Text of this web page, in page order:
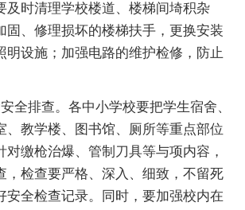
及时清理学校楼道、楼梯间埼积杂
固、修理损坏的楼梯扶手，更换安装
明设施；加强电路的维护检修，防止
全排查。各中小学校要把学生宿舍、
、教学楼、图书馆、厕所等重点部位
对缴枪治爆、管制刀具等与项内容，
，检查要严格、深入、细致，不留死
安全检查记录。同时，要加强校内在